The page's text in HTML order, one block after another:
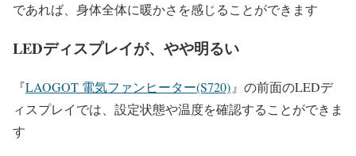
であれば、身体全体に暖かさを感じることができます
LEDディスプレイが、やや明るい
『LAOGOT 電気ファンヒーター(S720) 』の前面のLEDデ
ィスプレイでは、設定状態や温度を確認することができま
す